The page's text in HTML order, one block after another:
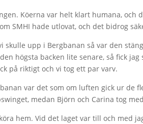
Köerna var helt klart humana, och
SMHI hade utlovat, och det bidrog
upp i Bergbanan så var den
högsta backen lite senare, så fick
på riktigt och vi tog ett par varv.
var det som om luften gick ur de
medan Björn och Carina tog
hem. Vid det laget var till och med